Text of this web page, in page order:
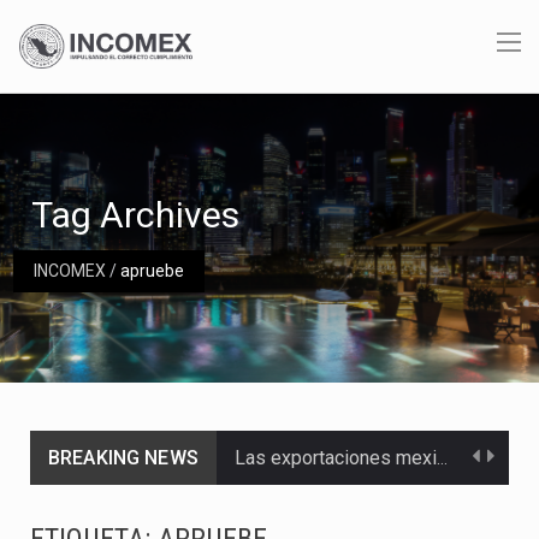
INCOMEX/apruebe
Tag Archives
BREAKING NEWS Las exportaciones mexicanas de vehículos ligeros disminuyeron 9.67 % en julio a tasa anual, alcanzando…